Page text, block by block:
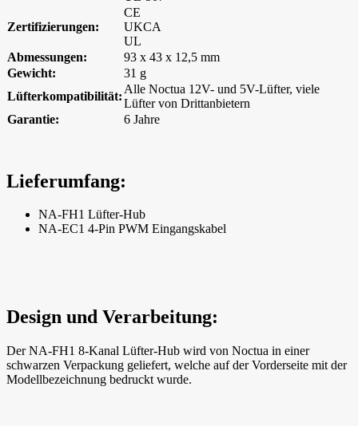
Zertifizierungen:
CE
UKCA
UL
Abmessungen:
93 x 43 x 12,5 mm
Gewicht:
31 g
Lüfterkompatibilität:
Alle Noctua 12V- und 5V-Lüfter, viele
Lüfter von Drittanbietern
Garantie:
6 Jahre
Lieferumfang:
NA-FH1 Lüfter-Hub
NA-EC1 4-Pin PWM Eingangskabel
Design und Verarbeitung:
Der NA-FH1 8-Kanal Lüfter-Hub wird von Noctua in einer
schwarzen Verpackung geliefert, welche auf der Vorderseite mit der
Modellbezeichnung bedruckt wurde.